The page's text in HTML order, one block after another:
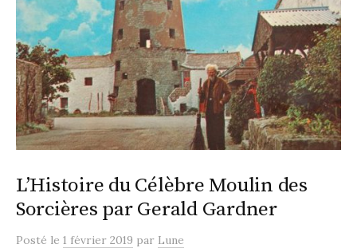
L’Histoire du Célèbre Moulin des
Sorcières par Gerald Gardner
Posté le 1 février 2019 par Lune